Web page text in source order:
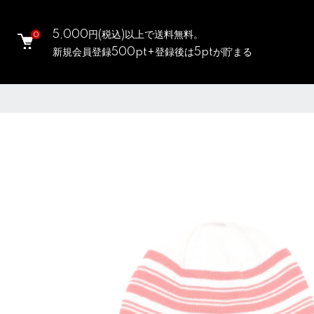
0
5,000円(税込)以上で送料無料。
新規会員登録500pt+登録後は5ptが貯まる